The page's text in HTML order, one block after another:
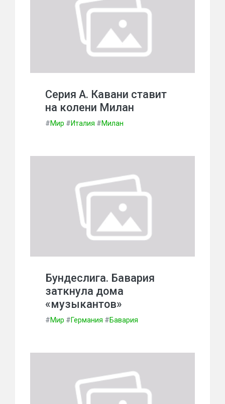
Серия А. Кавани ставит
на колени Милан
#Мир #Италия #Милан
Бундеслига. Бавария
заткнула дома
«музыкантов»
#Мир #Германия #Бавария